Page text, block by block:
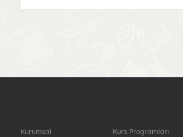
2022 Lisans Temel Soru Kitapçığı Yayımlandı!
Kurumsal Kurs Programları